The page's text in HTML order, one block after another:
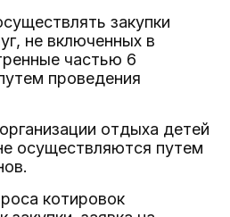
закупки
не включенных в
частью 6
проведения
отдыха детей
осуществляются путем
котировок